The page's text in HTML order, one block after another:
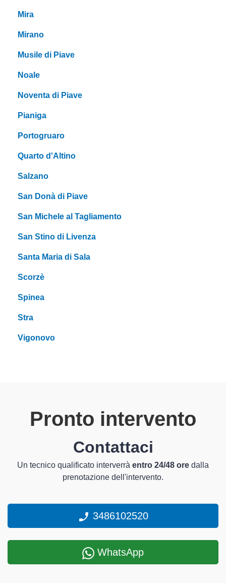
Mira
Mirano
Musile di Piave
Noale
Noventa di Piave
Pianiga
Portogruaro
Quarto d'Altino
Salzano
San Donà di Piave
San Michele al Tagliamento
San Stino di Livenza
Santa Maria di Sala
Scorzè
Spinea
Stra
Vigonovo
Pronto intervento
Contattaci
Un tecnico qualificato interverrà entro 24/48 ore dalla
prenotazione dell'intervento.
3486102520
WhatsApp